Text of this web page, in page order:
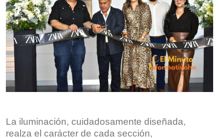
La iluminación, cuidadosamente diseñada,
realza el carácter de cada sección,